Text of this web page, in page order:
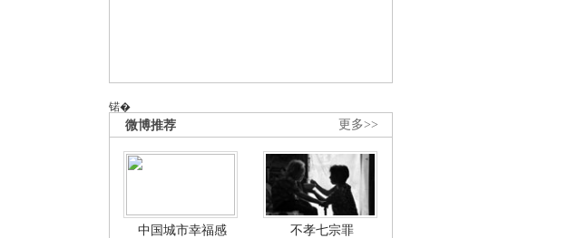
锘�
更多>>
微博推荐
中国城市幸福感
不孝七宗罪